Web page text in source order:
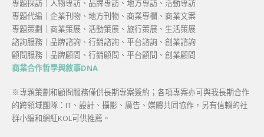
專題採訪｜人物專訪、品牌專訪、地方專訪、活動專訪
專題代編｜企業刊物、地方刊物、商業專欄、商業文案
專題策劃｜商業策展、活動策展、旅行策展、生活策展
諮詢服務｜品牌諮詢、行銷諮詢、平台諮詢、創業諮詢
顧問服務｜品牌顧問、行銷顧問、平台顧問、創業顧問
商業合作哲學與敘事DNA
※專題策劃和顧問服務僅供長期專案簽約；各項專案亦可與我長期合作
的跨領域團隊：IT、設計、攝影、廣告、媒體共同協作，另有信賴的社
群小編和網紅KOL可供推薦。